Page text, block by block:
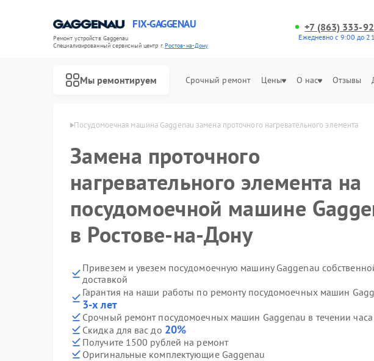
FIX-GAGGENAU
Ремонт устройств Gaggenau
Специализированный cервисный центр г.Ростов-на-Дону
+7 (863) 333-
Ежедневно с 9:00 до
Мы ремонтируем Срочный ремонт Цены О нас Отзывы
в Ростове-на-Дону Посудомоечная машина Gaggenau замена проточного нагревательного элемента
Замена проточного
нагревательного элемента на
посудомоечной машине
в Ростове-на-Дону
Привезем и увезем посудомоечную машину Gaggenau
доставкой
Гарантия на наши работы по ремонту посудомоечных машин
3-х лет
Срочный ремонт посудомоечных машин Gaggenau в течении часа
Скидка для вас до 20%
Получите 1500 рублей на ремонт
Оригинальные комплектующие Gaggenau